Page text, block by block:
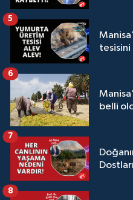
tesisini
5
belli
6
7
8